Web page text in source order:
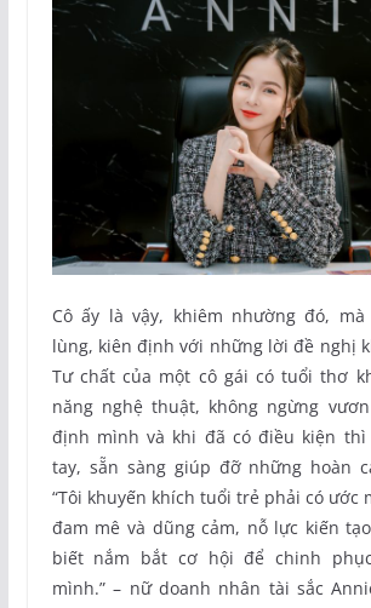
Cô ấy là vậy, khiêm nhường đó,
lùng, kiên định với những lời đề nghị
Tư chất của một cô gái có tuổi thơ
năng nghệ thuật, không ngừng
định mình và khi đã có điều kiện thì
tay, sẵn sàng giúp đỡ những hoàn
“Tôi khuyến khích tuổi trẻ phải có ước
đam mê và dũng cảm, nỗ lực kiến
biết nắm bắt cơ hội để chinh
mình.” – nữ doanh nhân tài sắc